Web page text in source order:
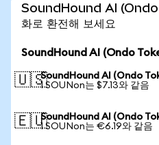
SoundHound AI (Ondo
화로 환전해 보세요
SoundHound AI (Ondo
🇺🇸SoundHound AI (Ondo
1 SOUNon는 $7.13와 같음
🇪🇺SoundHound AI (Ondo
1 SOUNon는 €6.19와 같음